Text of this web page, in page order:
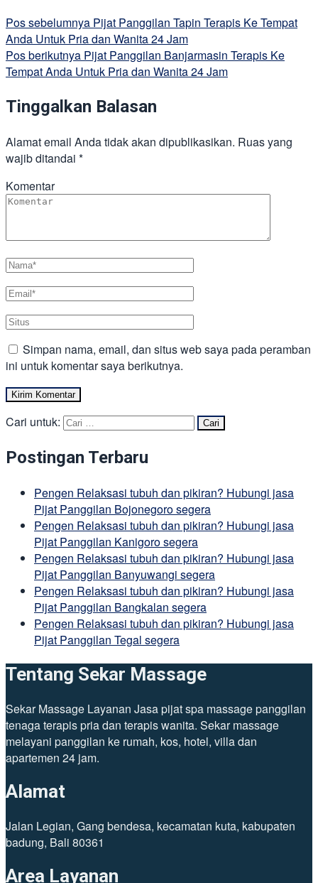
Pos sebelumnya Pijat Panggilan Tapin Terapis Ke Tempat
Anda Untuk Pria dan Wanita 24 Jam
Pos berikutnya Pijat Panggilan Banjarmasin Terapis Ke
Tempat Anda Untuk Pria dan Wanita 24 Jam
Tinggalkan Balasan
Alamat email Anda tidak akan dipublikasikan. Ruas yang
wajib ditandai *
Komentar
Simpan nama, email, dan situs web saya pada peramban
ini untuk komentar saya berikutnya.
Cari untuk:
Postingan Terbaru
Pengen Relaksasi tubuh dan pikiran? Hubungi jasa
Pijat Panggilan Bojonegoro segera
Pengen Relaksasi tubuh dan pikiran? Hubungi jasa
Pijat Panggilan Kanigoro segera
Pengen Relaksasi tubuh dan pikiran? Hubungi jasa
Pijat Panggilan Banyuwangi segera
Pengen Relaksasi tubuh dan pikiran? Hubungi jasa
Pijat Panggilan Bangkalan segera
Pengen Relaksasi tubuh dan pikiran? Hubungi jasa
Pijat Panggilan Tegal segera
Tentang Sekar Massage
Sekar Massage Layanan Jasa pijat spa massage panggilan
tenaga terapis pria dan terapis wanita. Sekar massage
melayani panggilan ke rumah, kos, hotel, villa dan
apartemen 24 jam.
Alamat
Jalan Legian, Gang bendesa, kecamatan kuta, kabupaten
badung, Bali 80361
Area Layanan